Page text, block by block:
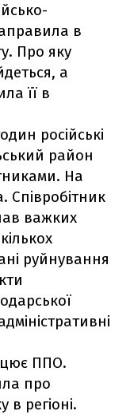
в
Про яку
а
її в
російські
район
На
важких
руйнування
ППО.
про
в регіоні.